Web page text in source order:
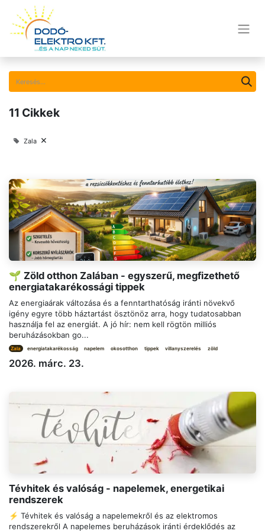
11 Cikkek
Zala ×
🌱 Zöld otthon Zalában - egyszerű, megfizethető
energiatakarékossági tippek
Az energiaárak változása és a fenntarthatóság iránti növekvő
igény egyre több háztartást ösztönöz arra, hogy tudatosabban
használja fel az energiát. A jó hír: nem kell rögtön milliós
beruházásokban go...
Zala energiatakarékosság napelem okosotthon tippek villanyszerelés zöld
2026. márc. 23.
Tévhitek és valóság - napelemek, energetikai
rendszerek
⚡ Tévhitek és valóság a napelemekről és az elektromos
rendszerekről A napelemes beruházások iránti érdeklődés az